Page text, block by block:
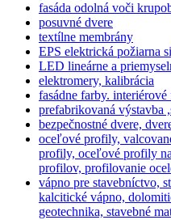
fasáda odolná voči
posuvné dvere
textílne membrány
EPS elektrická požiarna
LED lineárne a
elektromery, kalibrácia
fasádne farby.
prefabrikovaná výstavba
bezpečnostné dvere,
oceľové profily,
profily, oceľové profily
profilov, profilovanie
vápno pre stavebníctvo,
kalcitické vápno,
geotechnika, stavebné